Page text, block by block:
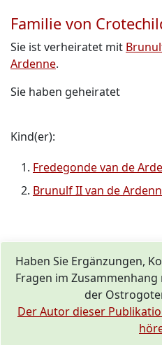
Familie von
Sie ist verheiratet mit
Ardenne.
Sie haben geheiratet
Kind(er):
Fredegonde van de
Brunulf II van de
Haben Sie Ergänzungen,
Fragen im
der
Der Autor dieser